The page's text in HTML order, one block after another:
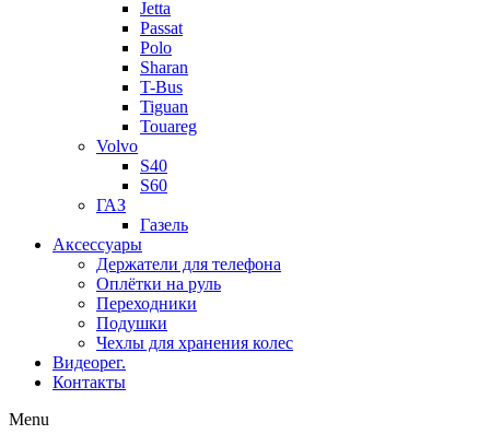
Jetta
Passat
Polo
Sharan
T-Bus
Tiguan
Touareg
Volvo
S40
S60
ГАЗ
Газель
Аксессуары
Держатели для телефона
Оплётки на руль
Переходники
Подушки
Чехлы для хранения колес
Видеорег.
Контакты
Menu